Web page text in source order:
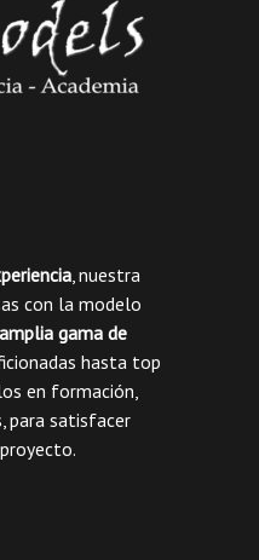
, nuestra
con la modelo
amplia gama de
hasta top
en formación,
para satisfacer